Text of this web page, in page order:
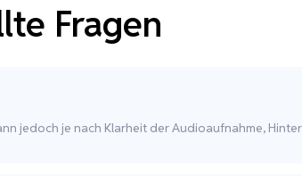
Fragen
jedoch je nach Klarheit der Audioaufnahme,